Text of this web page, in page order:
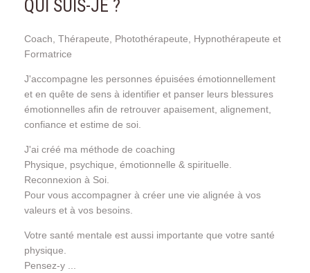
QUI SUIS-JE ?
Coach, Thérapeute, Photothérapeute, Hypnothérapeute et
Formatrice
J'accompagne les personnes épuisées émotionnellement
et en quête de sens à identifier et panser leurs blessures
émotionnelles afin de retrouver apaisement, alignement,
confiance et estime de soi.
J'ai créé ma méthode de coaching
Physique, psychique, émotionnelle & spirituelle.
Reconnexion à Soi.
Pour vous accompagner à créer une vie alignée à vos
valeurs et à vos besoins.
Votre santé mentale est aussi importante que votre santé
physique.
Pensez-y ...